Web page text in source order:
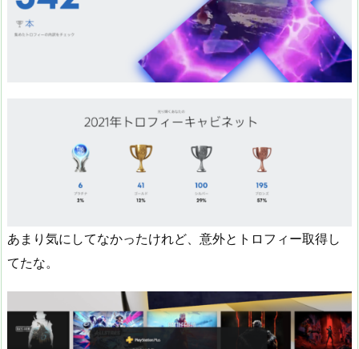
あまり気にしてなかったけれど、意外とトロフィー取得し
てたな。